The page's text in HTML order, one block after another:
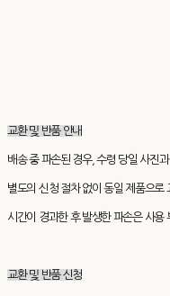
교환 및 반품 안내
배송 중 파손된 경우, 수령 당일 사진
별도의 신청 절차 없이 동일 제품으로
시간이 경과한 후 발생한 파손은 사용
교환 및 반품 신청